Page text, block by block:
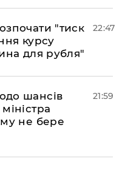
"тиск
курсу
для рубля"
22:47
шансів
не бере
21:59